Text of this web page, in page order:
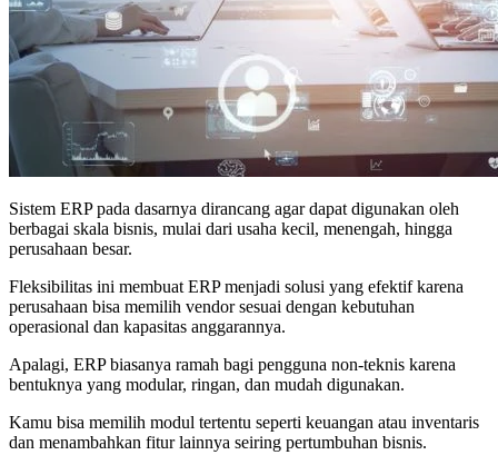
Sistem ERP pada dasarnya dirancang agar dapat digunakan oleh
berbagai skala bisnis, mulai dari usaha kecil, menengah, hingga
perusahaan besar.
Fleksibilitas ini membuat ERP menjadi solusi yang efektif karena
perusahaan bisa memilih vendor sesuai dengan kebutuhan
operasional dan kapasitas anggarannya.
Apalagi, ERP biasanya ramah bagi pengguna non-teknis karena
bentuknya yang modular, ringan, dan mudah digunakan.
Kamu bisa memilih modul tertentu seperti keuangan atau inventaris
dan menambahkan fitur lainnya seiring pertumbuhan bisnis.